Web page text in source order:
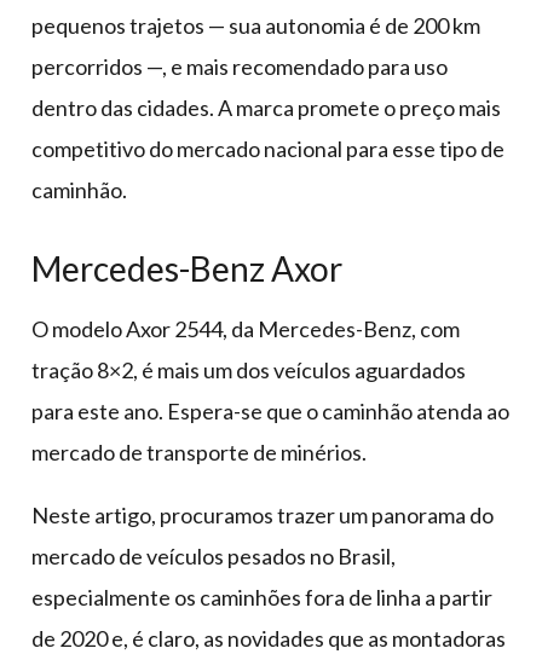
pequenos trajetos — sua autonomia é de 200 km
percorridos —, e mais recomendado para uso
dentro das cidades. A marca promete o preço mais
competitivo do mercado nacional para esse tipo de
caminhão.
Mercedes-Benz Axor
O modelo Axor 2544, da Mercedes-Benz, com
tração 8×2, é mais um dos veículos aguardados
para este ano. Espera-se que o caminhão atenda ao
mercado de transporte de minérios.
Neste artigo, procuramos trazer um panorama do
mercado de veículos pesados no Brasil,
especialmente os caminhões fora de linha a partir
de 2020 e, é claro, as novidades que as montadoras